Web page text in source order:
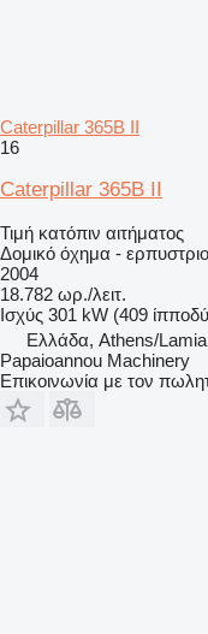
Caterpillar 365B II
16
Caterpillar 365B II
Τιμή κατόπιν αιτήματος
Δομικό όχημα -
2004
18.782 ωρ./λειτ.
Ισχύς 301 kW (409
Ελλάδα, Athens/Lamia
Papaioannou Machinery
Επικοινωνία με τον